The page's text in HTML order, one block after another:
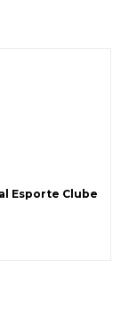
Esporte Clube